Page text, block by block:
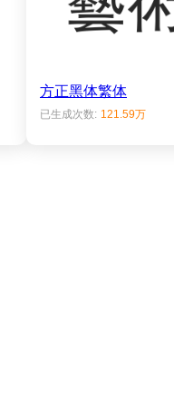
方正黑体繁体
已生成次数: 121.59万